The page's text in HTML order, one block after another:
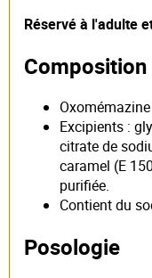
Réservé à l'adulte
Composition
Excipients :
citrate de
caramel (E
purifiée.
Contient du
Posologie